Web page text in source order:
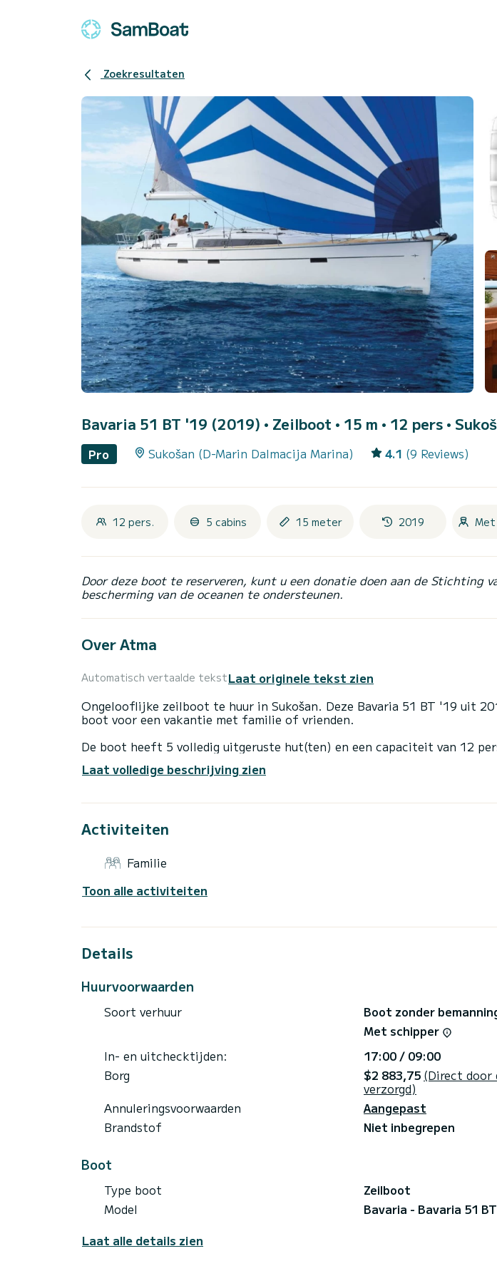
Zoekresultaten
Bavaria 51 BT '19 (2019) • Zeilboot • 15 m • 12 pers •
Pro Sukošan (D-Marin Dalmacija Marina) 4.1 (9 Reviews)
12 pers. 5 cabins 15 meter 2019
Door deze boot te reserveren, kunt u een donatie doen aan de Stichting
bescherming van de oceanen te ondersteunen.
Over Atma
Automatisch vertaalde tekstLaat originele tekst zien
Ongelooflijke zeilboot te huur in Sukošan. Deze Bavaria 51 BT '19 uit
boot voor een vakantie met familie of vrienden.
De boot heeft 5 volledig uitgeruste hut(ten) en een capaciteit van 12
het water door te brengen in de omgeving van Sukošan
Voor uw comfort heeft Atma 3 toiletten met een douche
Deze boot is uitgerust met een Furling grootzeil en een Furling genua.
Voor informatieaanvragen of reserveringen klikt u op de knop « Vraag
Laat volledige beschrijving zien
Activiteiten
Familie
Toon alle activiteiten
Details
Huurvoorwaarden
Soort verhuur
Boot zonder
Met schipper
In- en uitchecktijden:
17:00 / 09:00
Borg
$2 883,75 (Direct door
verzorgd)
Annuleringsvoorwaarden
Aangepast
Brandstof
Niet inbegrepen
Boot
Type boot
Zeilboot
Model
Bavaria - Bavaria 51
Laat alle details zien